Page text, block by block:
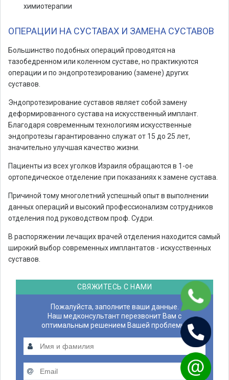
химиотерапии
ОПЕРАЦИИ НА СУСТАВАХ И ЗАМЕНА СУСТАВОВ
Большинство подобных операций проводятся на
тазобедренном или коленном суставе, но практикуются
операции и по эндопротезированию (замене) других
суставов.
Эндопротезирование суставов являет собой замену
деформированного сустава на искусственный имплант.
Благодаря современным технологиям искусственные
эндопротезы гарантированно служат от 15 до 25 лет,
значительно улучшая качество жизни.
Пациенты из всех уголков Израиля обращаются в 1-ое
ортопедическое отделение при показаниях к замене сустава.
Причиной тому многолетний успешный опыт в выполнении
данных операций и высокий профессионализм сотрудников
отделения под руководством проф. Судри.
В распоряжении лечащих врачей отделения находится самый
широкий выбор современных имплантатов - искусственных
суставов.
СВЯЖИТЕСЬ С НАМИ
Пожалуйста, заполните ваши данные.
Наш медконсультант перезвонит Вам с
оптимальным решением Вашей проблемы.